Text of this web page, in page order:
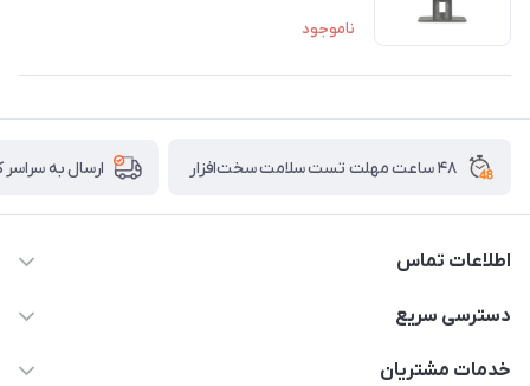
ناموجود
۴۸ ساعت مهلت تست سلامت سخت‌افزار ارسال به
اطلاعات تماس
02122913967
دسترسی سریع
لیست محصولات
خدمات مشتریان